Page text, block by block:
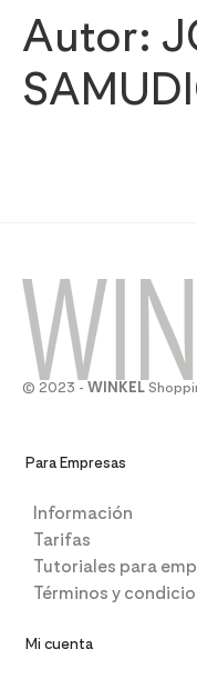
Autor:
© 2023 - WINKEL
Para Empresas
Información
Tarifas
Tutoriales para
Términos y
Mi cuenta